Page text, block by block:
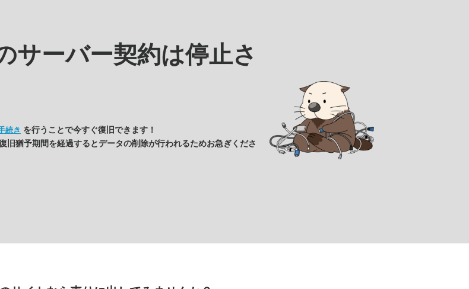
サーバー契約は停止さ
続き を行うことで今すぐ復旧できます！
猶予期間を経過するとデータの削除が行われるためお急ぎくださ